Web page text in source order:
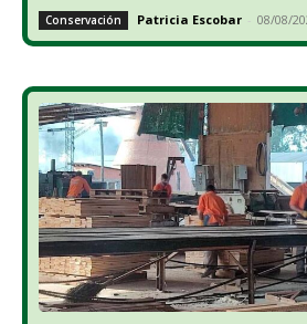
Conservación Patricia Escobar - 08/08/